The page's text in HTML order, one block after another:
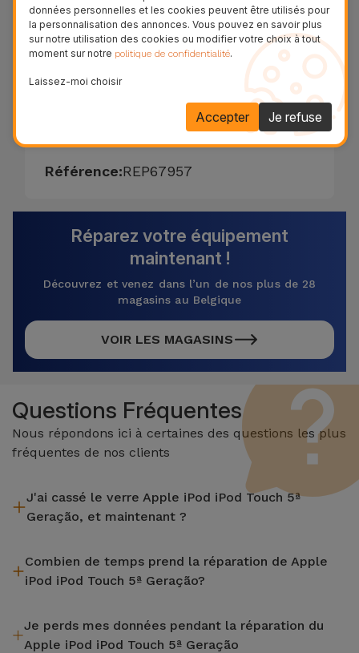
permettent pas une capture d'image ou une
mise au point correcte.
Si la caméra est endommagée, nous
échangerons la pièce contre une nouvelle.
Référence:REP67957
Réparez votre équipement
maintenant !
Découvrez et venez dans l’un de nos plus de 28
magasins au Belgique
VOIR LES MAGASINS
Questions Fréquentes
Nous répondons ici à certaines des questions les plus
fréquentes de nos clients
J'ai cassé le verre Apple iPod iPod Touch 5ª
Geração, et maintenant ?
de 2 ans. Trouvez le magasin le plus proche.
Combien de temps prend la réparation de Apple
iPod iPod Touch 5ª Geração?
l'écran, sont effectuées en environ 20 à 30 minutes.
Je perds mes données pendant la réparation du
Apple iPod iPod Touch 5ª Geração
données personnelles et les cookies peuvent être utilisés pour
la personnalisation des annonces. Vous pouvez en savoir plus
sur notre utilisation des cookies ou modifier votre choix à tout
moment sur notre politique de confidentialité.
Laissez-moi choisir
Je refuse
Accepter